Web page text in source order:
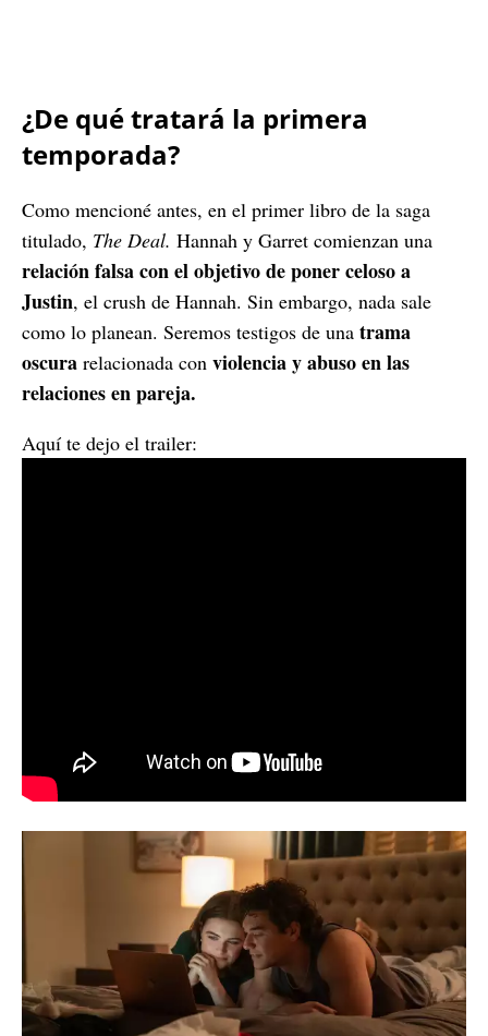
¿De qué tratará la primera
temporada?
Como mencioné antes, en el primer libro de la saga
titulado, The Deal. Hannah y Garret comienzan una
relación falsa con el objetivo de poner celoso a
Justin, el crush de Hannah. Sin embargo, nada sale
como lo planean. Seremos testigos de una trama
oscura relacionada con violencia y abuso en las
relaciones en pareja.
Aquí te dejo el trailer: